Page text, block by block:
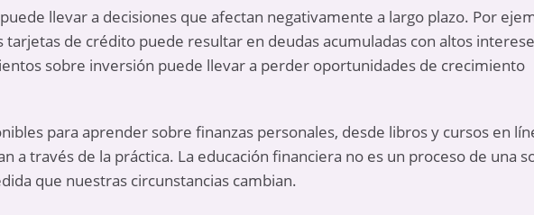
llevar a decisiones que afectan negativamente a largo plazo. Por
de crédito puede resultar en deudas acumuladas con altos
sobre inversión puede llevar a perder oportunidades de crecimiento
para aprender sobre finanzas personales, desde libros y cursos en
a través de la práctica. La educación financiera no es un proceso de una
que nuestras circunstancias cambian.